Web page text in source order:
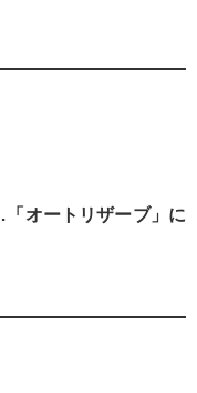
オートリザーブ」に